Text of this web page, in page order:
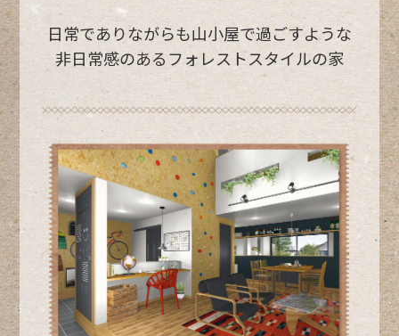
日常でありながらも山小屋で過ごすような
非日常感のあるフォレストスタイルの家